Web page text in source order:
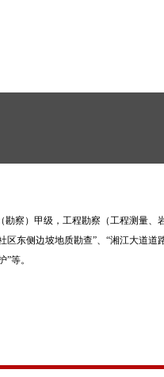
）甲级，工程勘察（工程测量、
东侧边坡地质勘查”、“湘江大道
等。